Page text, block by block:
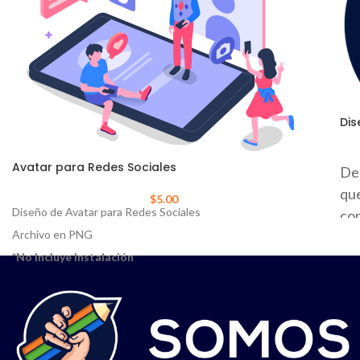
Avatar para Redes Sociales
$5.00
Diseño de Avatar para Redes Sociales
Archivo en PNG
*No Incluye Instalación